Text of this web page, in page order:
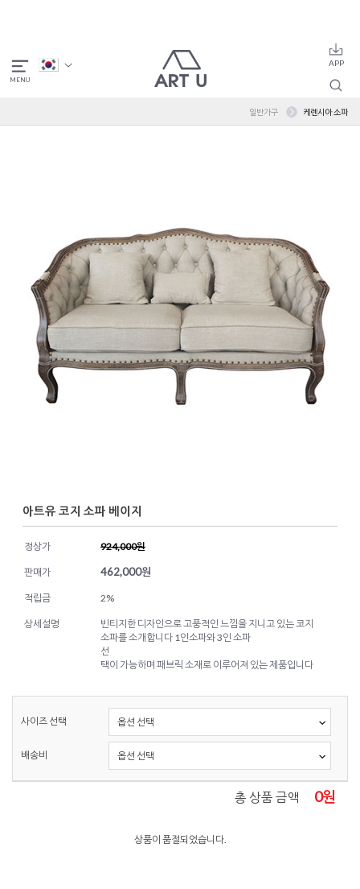
일반가구 케렌시아 소파
아트유 코지 소파 베이지
정상가 924,000원
판매가 462,000원
적립금 2%
상세설명
빈티지한 디자인으로 고풍적인 느낌을 지니고 있는 코지
소파를 소개합니다 1인소파와 3인 소파
선
택이 가능하며 패브릭 소재로 이루어져 있는 제품입니다
사이즈 선택
배송비
총 상품 금액 0원
상품이 품절되었습니다.